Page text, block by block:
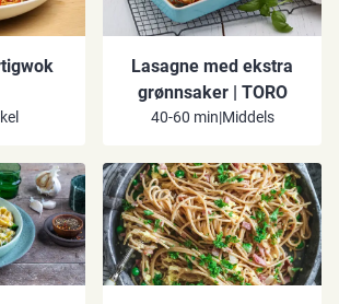
Lasagne med ekstra
grønnsaker​​​​ ‌| TORO ‍ ​‍​‍‌‍ ‌ ​‍‌‍‍‌‌‍‌ ‌‍‍‌‌‍ ‍​‍​‍​ ‍‍​‍​‍‌ ​ ‌‍​‌‌‍ ‍‌‍‍‌‌ ‌​‌ ‍‌​‍ ‍‌‍‍‌‌‍ ​‍​‍​‍ ​​‍​‍‌‍‍​‌ ​‍‌‍‌‌‌‍‌‍​‍​‍​ ‍‍​‍​‍‌‍‍​‌ ‌​‌ ‌​‌ ​​‌ ​ ​ ‍‍​‍ ​‍ ‌‍‍ ‌‍‍‌‌ ‌ ‌‍‍‌​‍ ‌‌‍​ ‌‍ ‌‌ ​ ​‍ ‍‌ ​ ‌‍​‌‌‍ ‍‌‍‍‌‌ ‌​‌ ‍‌​‍ ‍‌ ​ ‌ ‌​‌ ‌‌‌‍‌​‌‍‍‌‌‍ ​‍ ‌‍‍‌‌‍ ‍‌ ‌​‌‍‌‌‌‍ ‍‌ ‌​​‍ ‌‍‌‌‌‍‌​‌‍‍‌‌ ‌​​‍ ‌‍ ‌‌‍ ‌‍‌​‌‍‌‌​ ‌‌ ​​‌ ​‍‌‍‌‌‌ ​ ‌‍‌‌‌‍ ‍‌ ‌​‌‍​‌‌ ‌​‌‍‍‌‌‍ ‌‍ ‍​ ‍ ‌‍‍‌‌‍‌​​ ‌​ ‌‌​ ‌‍​ ‌​​ ‌‍​ ‌‍​ ​‌​ ​​​ ‌ ​‍ ‌‌‍‌‍‌‍‌‍​ ​‌​ ​​​‍ ‌​ ‌​‌‍‌​‌‍‌‍​ ‍‌​‍ ‌‌‍​‌​ ​​​ ​‌​ ‌​​‍ ‌​ ‍​​ ‌‌​ ​‍​ ​‍​ ‌‌​ ​​​ ‌ ‌‍​ ​ ‌‌‌‍‌‌​ ‍​​ ‍​​ ‍ ‌ ‌​‌ ‍‌‌ ​​‌‍‌‌​ ‌‌‍​‌‌ ​‍‌ ‌​‌‍‍‌‌‍​ ‌‍ ​‌‍‌‌​ ‍ ‌ ​​‌‍​‌‌ ‌​‌‍‍​​ ‌‌ ‌​‌‍‍‌‌ ‌​‌‍ ​‌‍‌‌​ ‌‍​‍‌‍​‌‌ ​ ‌‍‌‌‌‌‌‌‌ ​‍‌‍ ​​ ‌‌‍‍​‌ ‌​‌ ‌​‌ ​​‌ ​ ​‍‌‌​ ​ ‌​​‌​‍‌‌​ ​‍‌​‌‍​‍‌‌​ ​‍‌​‌‍‌‍‍ ‌‍‍‌‌ ‌ ‌‍‍‌​‍ ‌‌‍​ ‌‍ ‌‌ ​ ​‍ ‍‌ ​ ‌‍​‌‌‍ ‍‌‍‍‌‌ ‌​‌ ‍‌​‍ ‍‌ ​ ‌ ‌​‌ ‌‌‌‍‌​‌‍‍‌‌‍ ​‍‌‍‌‍‍‌‌‍‌​​ ‌​ ‌‌​ ‌‍​ ‌​​ ‌‍​ ‌‍​ ​‌​ ​​​ ‌ ​‍ ‌‌‍‌‍‌‍‌‍​ ​‌​ ​​​‍ ‌​ ‌​‌‍‌​‌‍‌‍​ ‍‌​‍ ‌‌‍​‌​ ​​​ ​‌​ ‌​​‍ ‌​ ‍​​ ‌‌​ ​‍​ ​‍​ ‌‌​ ​​​ ‌ ‌‍​ ​ ‌‌‌‍‌‌​ ‍​​ ‍​​‍‌‍‌ ‌​‌ ‍‌‌ ​​‌‍‌‌​ ‌‌‍​‌‌ ​‍‌ ‌​‌‍‍‌‌‍​ ‌‍ ​‌‍‌‌​‍‌‍‌ ​​‌‍​‌‌ ‌​‌‍‍​​ ‌‌ ‌​‌‍‍‌‌ ‌​‌‍ ​‌‍‌‌​‍​‍‌ ‌
40-60 min|Middels